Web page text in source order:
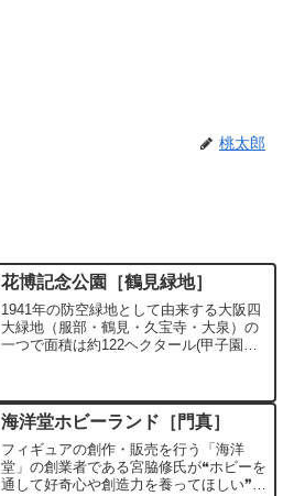
桃太郎
花博記念公園［鶴見緑地］
1941年の防空緑地として由来する大阪四
大緑地（服部・鶴見・久宝寺・大泉）の
一つで面積は約122ヘクタール(甲子園球
年4月1日から9月30日まで開催された国
際...
海洋堂ホビーランド［門真］
フィギュアの創作・販売を行う「海洋
堂」の創業者である宮脇修氏が❝ホビーを
通して好奇心や創造力を養ってほしい❞と